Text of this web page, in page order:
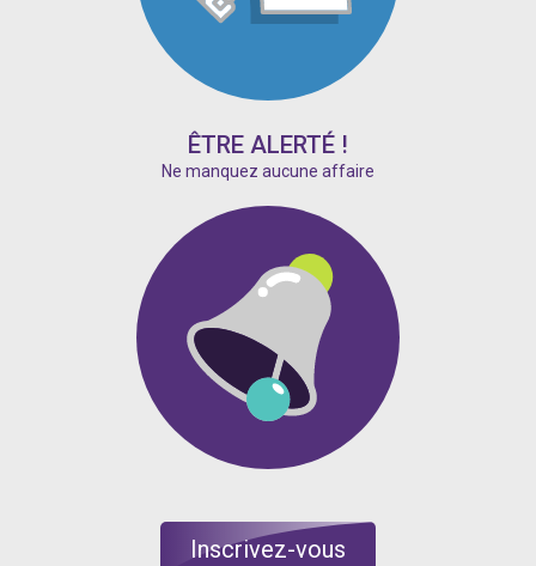
ÊTRE ALERTÉ !
Ne manquez aucune affaire
Inscrivez-vous